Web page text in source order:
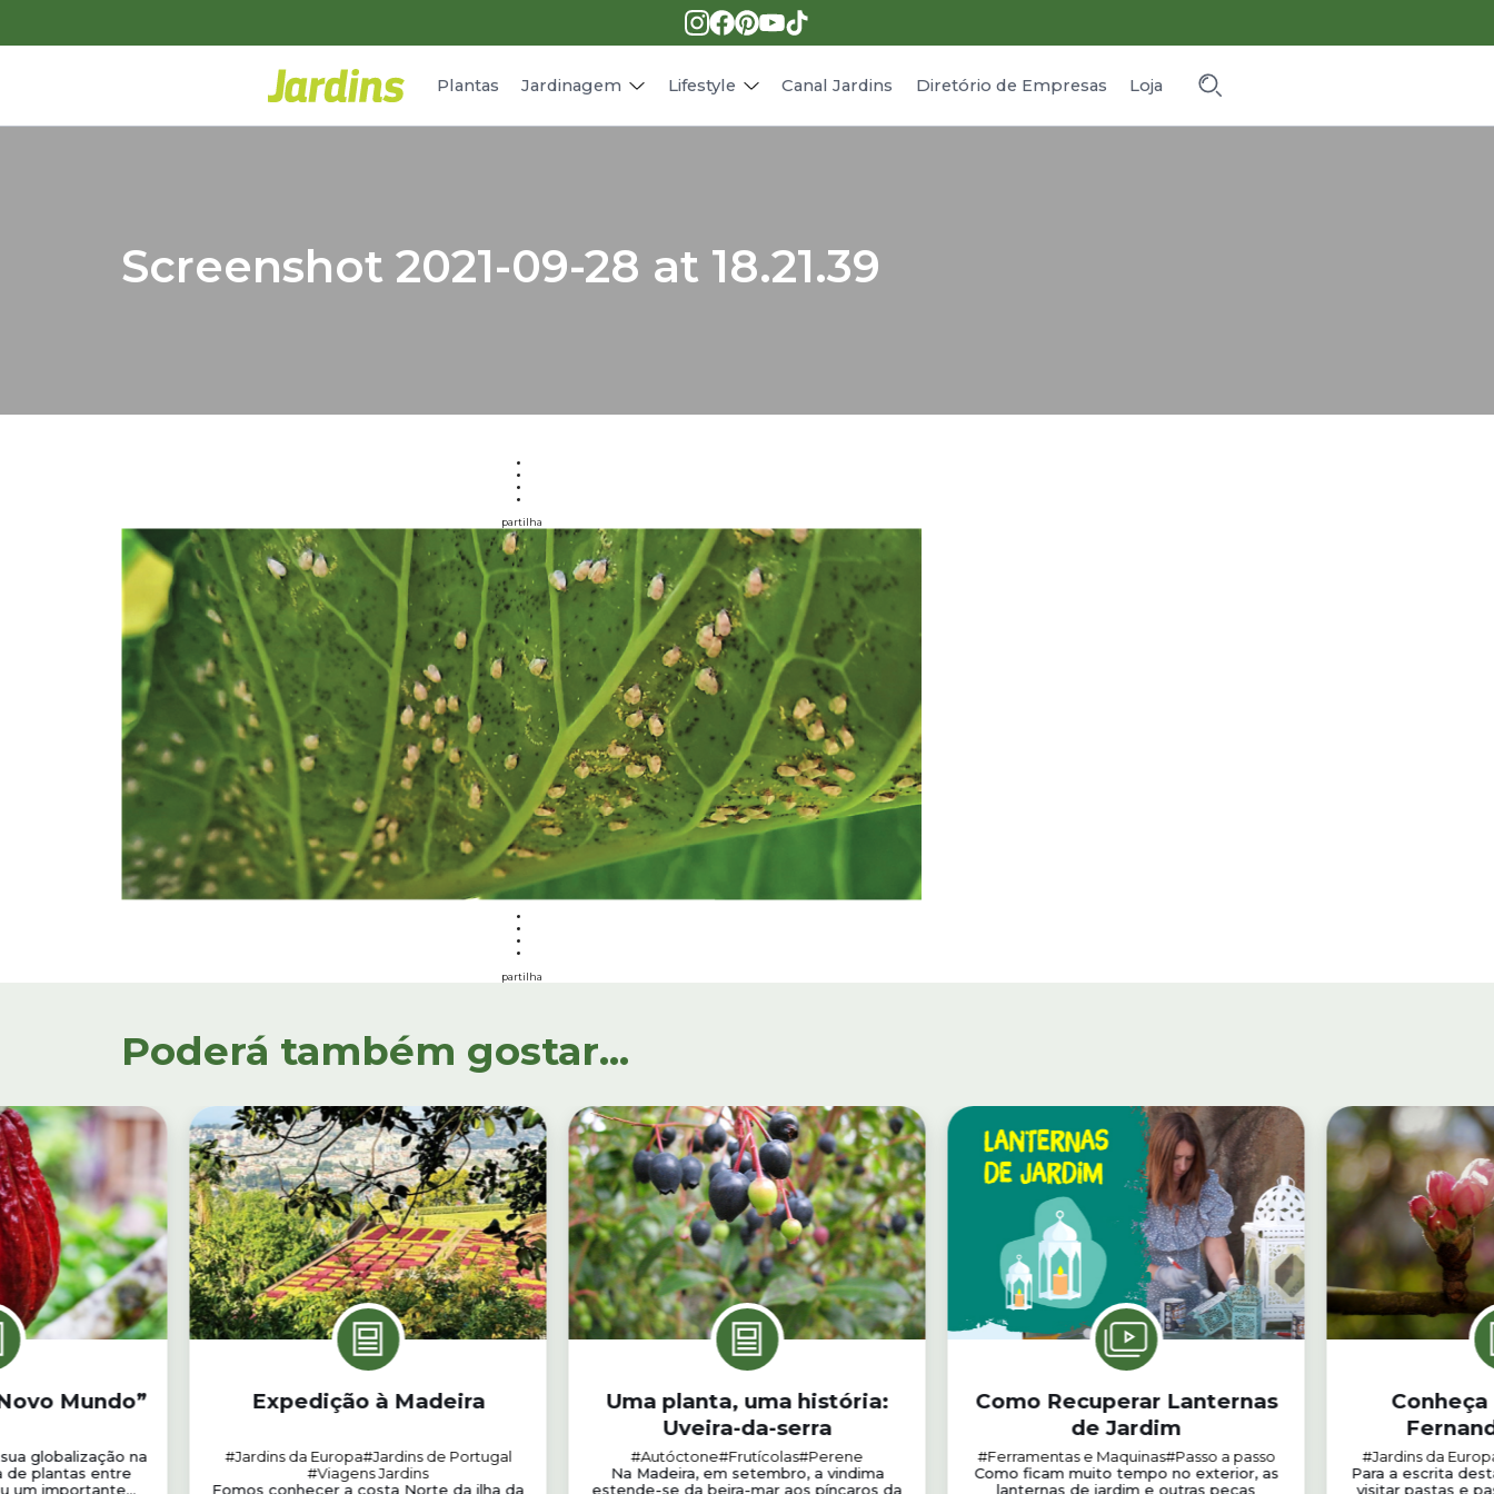
Plantas Jardinagem Lifestyle
Receitas
Canal Jardins Diretório de Empresas Loja
Screenshot 2021-09-28 at 18.21.39
partilha
partilha
Poderá também gostar...
Mundo”
globalização na
de plantas entre
um importante...
Expedição à Madeira
#Jardins da Europa#Jardins de Portugal
#Viagens Jardins
Fomos conhecer a costa Norte da ilha da
Uma planta, uma história:
Uveira-da-serra
#Autóctone#Frutícolas#Perene
Na Madeira, em setembro, a vindima
estende-se da beira-mar aos píncaros da
Como Recuperar Lanternas
de Jardim
#Ferramentas e Maquinas#Passo a passo
Como ficam muito tempo no exterior, as
lanternas de jardim e outras peças
#Jardins da
Para a escrita
visitar pastas e